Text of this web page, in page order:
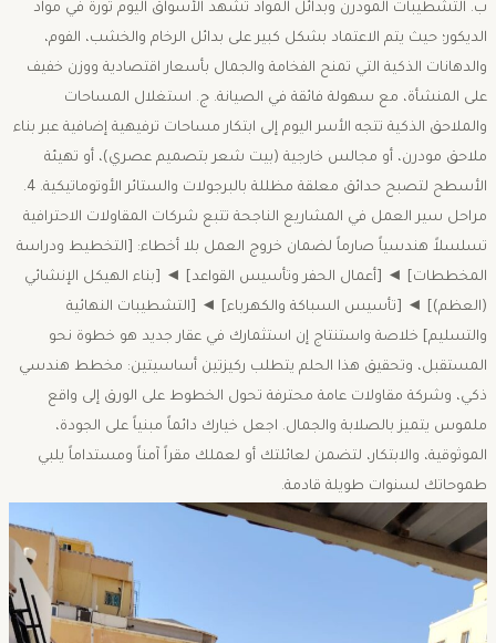
ب. التشطيبات المودرن وبدائل المواد ​تشهد الأسواق اليوم ثورة في مواد
الديكور؛ حيث يتم الاعتماد بشكل كبير على بدائل الرخام والخشب، الفوم،
والدهانات الذكية التي تمنح الفخامة والجمال بأسعار اقتصادية ووزن خفيف
على المنشأة، مع سهولة فائقة في الصيانة. ​ج. استغلال المساحات
والملاحق الذكية ​تتجه الأسر اليوم إلى ابتكار مساحات ترفيهية إضافية عبر بناء
ملاحق مودرن، أو مجالس خارجية (بيت شعر بتصميم عصري)، أو تهيئة
الأسطح لتصبح حدائق معلقة مظللة بالبرجولات والستائر الأوتوماتيكية. ​4.
مراحل سير العمل في المشاريع الناجحة ​تتبع شركات المقاولات الاحترافية
تسلسلاً هندسياً صارماً لضمان خروج العمل بلا أخطاء: [التخطيط ودراسة
المخططات] ◄ [أعمال الحفر وتأسيس القواعد] ◄ [بناء الهيكل الإنشائي
(العظم)] ◄ [تأسيس السباكة والكهرباء] ◄ [التشطيبات النهائية
والتسليم] خلاصة واستنتاج ​إن استثمارك في عقار جديد هو خطوة نحو
المستقبل، وتحقيق هذا الحلم يتطلب ركيزتين أساسيتين: مخطط هندسي
ذكي، وشركة مقاولات عامة محترفة تحول الخطوط على الورق إلى واقع
ملموس يتميز بالصلابة والجمال. ​اجعل خيارك دائماً مبنياً على الجودة،
الموثوقية، والابتكار، لتضمن لعائلتك أو لعملك مقراً آمناً ومستداماً يلبي
طموحاتك لسنوات طويلة قادمة.